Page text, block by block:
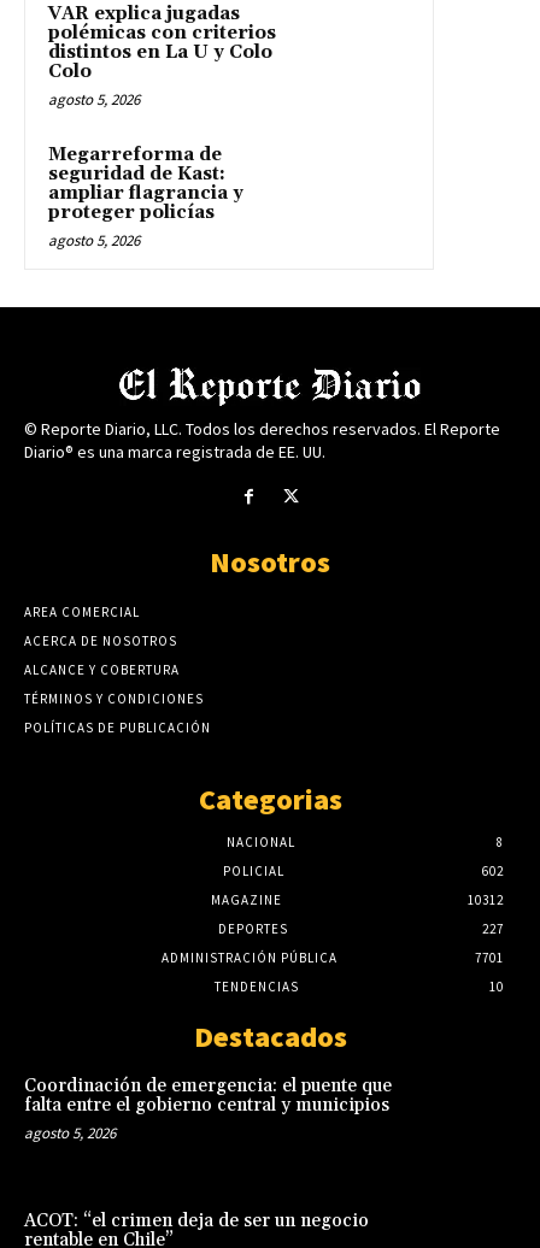
VAR explica jugadas
polémicas con criterios
distintos en La U y Colo
Colo
agosto 5, 2026
Megarreforma de
seguridad de Kast:
ampliar flagrancia y
proteger policías
agosto 5, 2026
© Reporte Diario, LLC. Todos los derechos reservados. El Reporte
Diario® es una marca registrada de EE. UU.
Nosotros
AREA COMERCIAL
ACERCA DE NOSOTROS
ALCANCE Y COBERTURA
TÉRMINOS Y CONDICIONES
POLÍTICAS DE PUBLICACIÓN
Categorias
NACIONAL
8
POLICIAL
602
MAGAZINE
10312
DEPORTES
227
ADMINISTRACIÓN PÚBLICA
7701
TENDENCIAS
10
Destacados
Coordinación de emergencia: el puente que
falta entre el gobierno central y municipios
agosto 5, 2026
ACOT: “el crimen deja de ser un negocio
rentable en Chile”